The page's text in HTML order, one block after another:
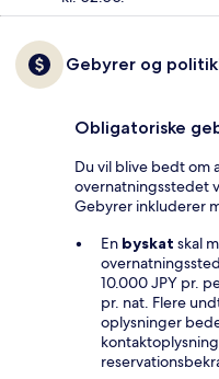
Gebyrer og
Obligatoriske
Du vil blive bedt om
overnatningsstedet
Gebyrer inkluderer
En byskat skal
10.000 JPY pr.
pr. nat. Flere
oplysninger